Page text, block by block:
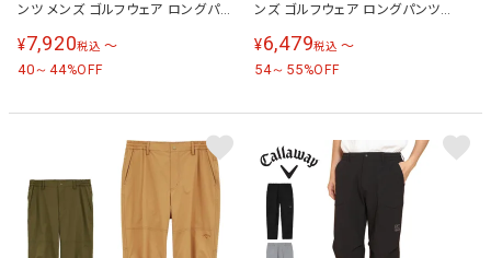
ンツ メンズ ゴルフウェア ロングパン
¥7,920税込 〜
40～44%OFF
ンズ ゴルフウェア ロングパンツ
¥6,479税込 〜
54～55%OFF